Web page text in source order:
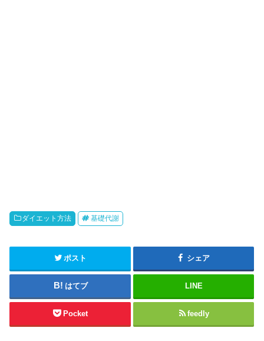
ダイエット方法 基礎代謝
ポスト シェア
はてブ LINE
Pocket feedly